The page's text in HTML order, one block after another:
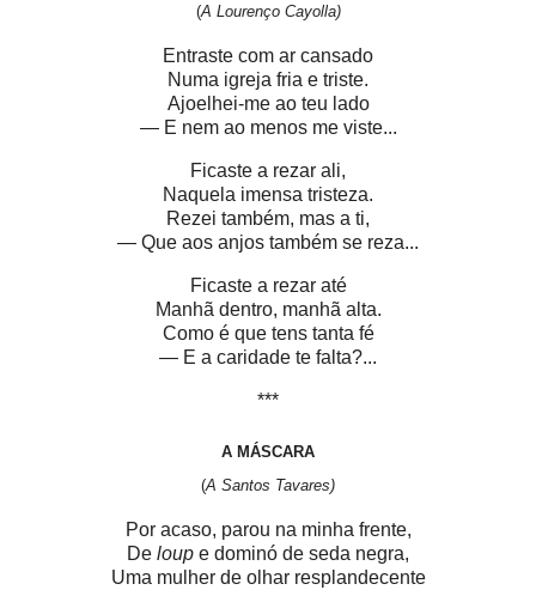
(A Lourenço Cayolla)
Entraste com ar cansado
Numa igreja fria e triste.
Ajoelhei-me ao teu lado
— E nem ao menos me viste...
Ficaste a rezar ali,
Naquela imensa tristeza.
Rezei também, mas a ti,
— Que aos anjos também se reza...
Ficaste a rezar até
Manhã dentro, manhã alta.
Como é que tens tanta fé
— E a caridade te falta?...
***
A MÁSCARA
(A Santos Tavares)
Por acaso, parou na minha frente,
De loup e dominó de seda negra,
Uma mulher de olhar resplandecente